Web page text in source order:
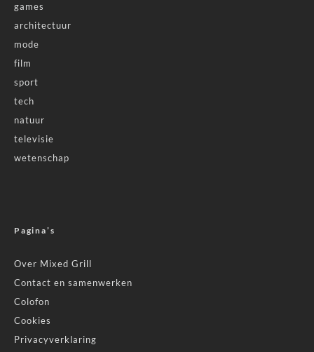
games
architectuur
mode
film
sport
tech
natuur
televisie
wetenschap
Pagina’s
Over Mixed Grill
Contact en samenwerken
Colofon
Cookies
Privacyverklaring